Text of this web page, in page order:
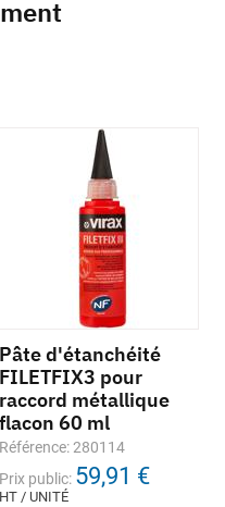
Pâte d'étanchéité
FILETFIX3 pour
raccord métallique
flacon 60 ml
Référence: 280114
Prix public: 59,91 €
HT / UNITÉ